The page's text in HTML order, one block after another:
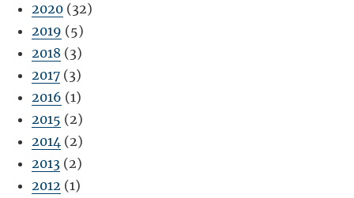
2020 (32)
2019 (5)
2018 (3)
2017 (3)
2016 (1)
2015 (2)
2014 (2)
2013 (2)
2012 (1)